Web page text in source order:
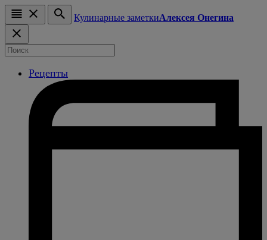
Кулинарные заметкиАлексея Онегина
Рецепты